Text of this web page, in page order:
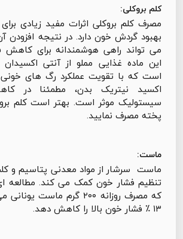
کلم بروکلی:
مصرف کلم بروکلی اثرات مفید زیادی
بهبود گردش خون دارد‌. در نتیجه افزودن
می تواند راهی هوشمندانه برای
این ماده غذایی مملو از آنتی اکسیدان
است که با تقویت عملکرد رگ های
اکسید نیتریک بدن، مطمئنا در
سیستولیک موثر است. بهتر است کلم
پخته مصرف نمایید.
ماست:
ماست سرشار از مواد معدنی پتاسیم و
تنظیم فشار خون کمک می کند. مطالعه
که مصرف روزانه ۲۰۰ گرم ماست
۱۳ ٪ فشار خون بالا را کاهش دهد.